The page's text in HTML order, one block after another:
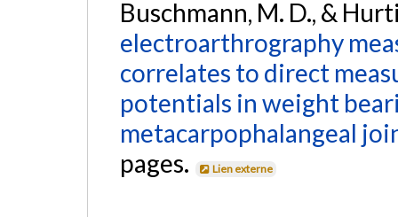
Buschmann, M. D., &
electroarthrography
correlates to direct
potentials in weight
metacarpophalangeal
pages.
Lien externe